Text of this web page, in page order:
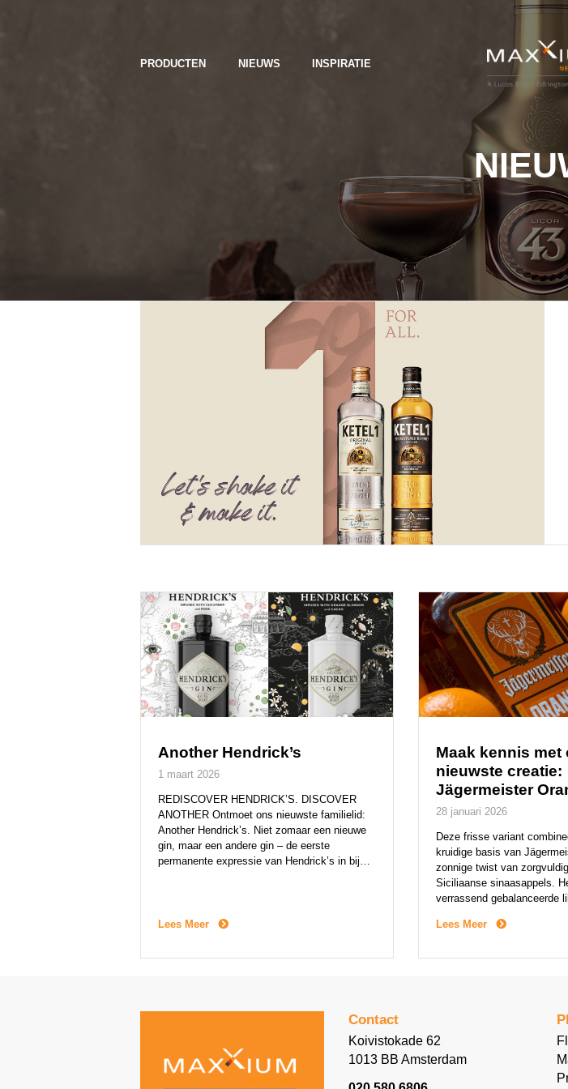
PRODUCTEN NIEUWS INSPIRATIE
Another Hendrick’s
1 maart 2026
REDISCOVER HENDRICK’S. DISCOVER
ANOTHER Ontmoet ons nieuwste familielid:
Another Hendrick’s. Niet zomaar een nieuwe
gin, maar een andere gin – de eerste
permanente expressie van Hendrick’s in bijna
van roos en komkommer zijn uiteraard
Lees Meer
Maak kennis met
nieuwste creatie:
Jägermeister
28 januari 2026
Deze frisse variant
kruidige basis van
zonnige twist van
Siciliaanse sinaasappels.
verrassend gebalanceerde
Jägermeister. Jägermeister
Net als het origineel is
Lees Meer
Contact
Koivistokade 62
1013 BB Amsterdam